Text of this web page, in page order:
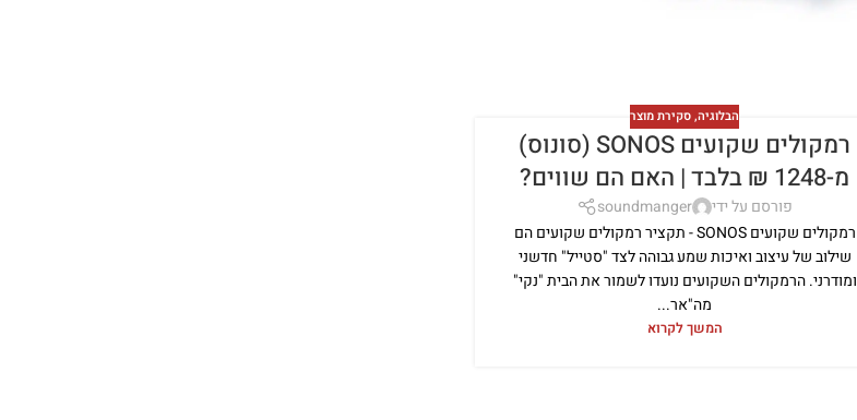
הבלוגיה,סקירת מוצר
רמקולים שקועים SONOS (סונוס)
מ-1248 ₪ בלבד | האם הם שווים?
פורסם על ידי
soundmanger
רמקולים שקועים SONOS - תקציר רמקולים שקועים הם
שילוב של עיצוב ואיכות שמע גבוהה לצד "סטייל" חדשני
ומודרני. הרמקולים השקועים נועדו לשמור את הבית "נקי"
מה"אר...
המשך לקרוא